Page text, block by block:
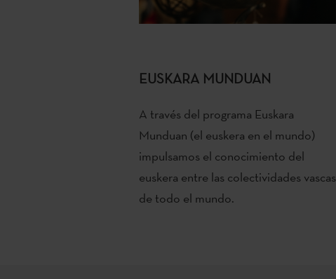
EUSKARA MUNDUAN
A través del programa Euskara
Munduan (el euskera en el mundo)
impulsamos el conocimiento del
euskera entre las colectividades vascas
de todo el mundo.